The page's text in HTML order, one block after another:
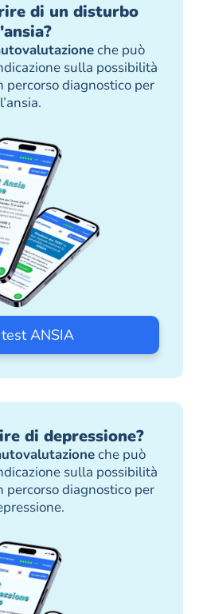
di un disturbo
che può
sulla possibilità
diagnostico per
l’ansia.
ANSIA
di depressione?
che può
sulla possibilità
diagnostico per